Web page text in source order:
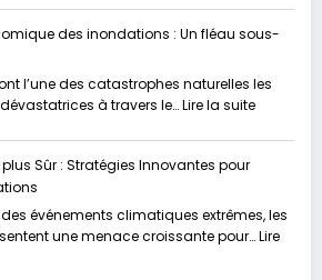
de
nos
des inondations : Un fléau sous-
l’une des catastrophes naturelles les
à travers le…Lire la suite:
:
Un
plus Sûr : Stratégies Innovantes pour
événements climatiques extrêmes, les
une menace croissante pour…Lire